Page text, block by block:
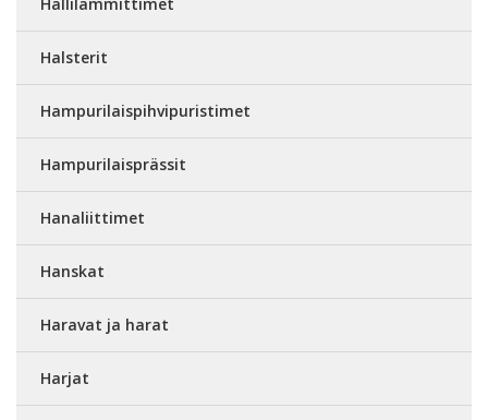
Hallilämmittimet
Halsterit
Hampurilaispihvipuristimet
Hampurilaisprässit
Hanaliittimet
Hanskat
Haravat ja harat
Harjat